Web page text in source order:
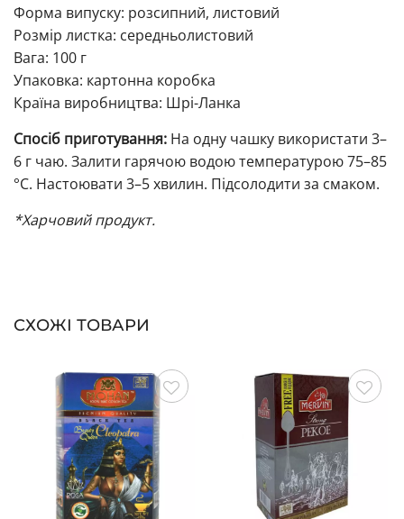
Форма випуску: розсипний, листовий
Розмір листка: середньолистовий
Вага: 100 г
Упаковка: картонна коробка
Країна виробництва: Шрі-Ланка
Спосіб приготування: На одну чашку використати 3–
6 г чаю. Залити гарячою водою температурою 75–85
°C. Настоювати 3–5 хвилин. Підсолодити за смаком.
*Харчовий продукт.
СХОЖІ ТОВАРИ
Зберегти Зберегти